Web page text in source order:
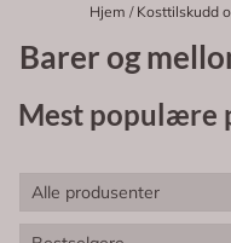
Hjem / Kosttilskudd
Barer og
Mest populære